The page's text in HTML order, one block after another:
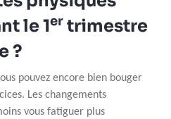
le 1er trimestre
?
pouvez encore bien bouger
Les changements
vous fatiguer plus